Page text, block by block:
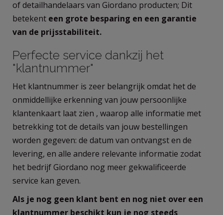
of detailhandelaars van Giordano producten; Dit
betekent een grote besparing en een garantie
van de prijsstabiliteit.
Perfecte service dankzij het
"klantnummer"
Het klantnummer is zeer belangrijk omdat het de
onmiddellijke erkenning van jouw persoonlijke
klantenkaart laat zien , waarop alle informatie met
betrekking tot de details van jouw bestellingen
worden gegeven: de datum van ontvangst en de
levering, en alle andere relevante informatie zodat
het bedrijf Giordano nog meer gekwalificeerde
service kan geven.
Als je nog geen klant bent en nog niet over een
klantnummer beschikt kun je nog steeds